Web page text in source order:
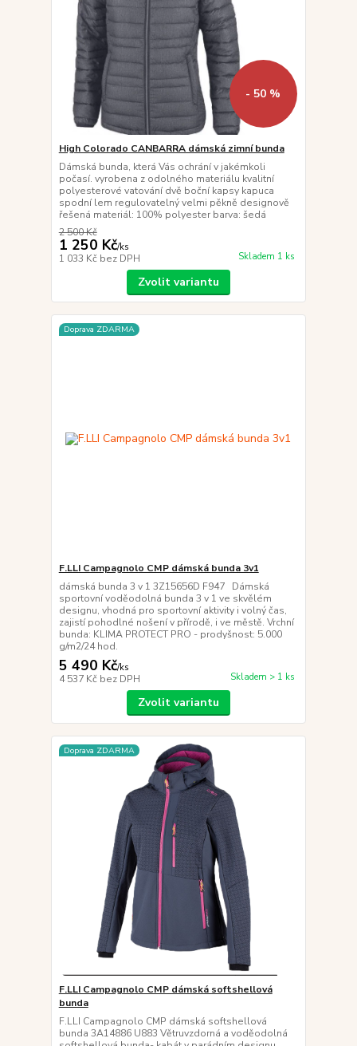
- 50 %
High Colorado CANBARRA dámská zimní bunda
Dámská bunda, která Vás ochrání v jakémkoli
počasí. vyrobena z odolného materiálu kvalitní
polyesterové vatování dvě boční kapsy kapuca
spodní lem regulovatelný velmi pěkně designově
řešená materiál: 100% polyester barva: šedá
2 500 Kč
1 250 Kč/ks
1 033 Kč bez DPH Skladem 1 ks
Zvolit variantu
Doprava ZDARMA
F.LLI Campagnolo CMP dámská bunda 3v1
dámská bunda 3 v 1 3Z15656D F947 Dámská
sportovní voděodolná bunda 3 v 1 ve skvělém
designu, vhodná pro sportovní aktivity i volný čas,
zajistí pohodlné nošení v přírodě, i ve městě. Vrchní
bunda: KLIMA PROTECT PRO - prodyšnost: 5.000
g/m2/24 hod.
5 490 Kč/ks
4 537 Kč bez DPH Skladem > 1 ks
Zvolit variantu
Doprava ZDARMA
F.LLI Campagnolo CMP dámská softshellová
bunda
F.LLI Campagnolo CMP dámská softshellová
bunda 3A14886 U883 Větruvzdorná a voděodolná